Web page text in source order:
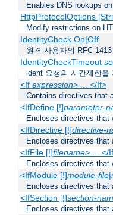
Enables DNS lookups
HttpProtocolOptions
Modify restrictions on
IdentityCheck On|Off
원격 사용자의 RFC
IdentityCheckTimeout
ident 요청의 시간제한을
<If expression> ... </If>
Contains directives that
<IfDefine [!]parameter-
Encloses directives
<IfDirective [!]directive-
Encloses directives that
<IfFile [!]filename> ... </
Encloses directives
<IfModule [!]module-file|
Encloses directives that
<IfSection [!]section-
Encloses directives that